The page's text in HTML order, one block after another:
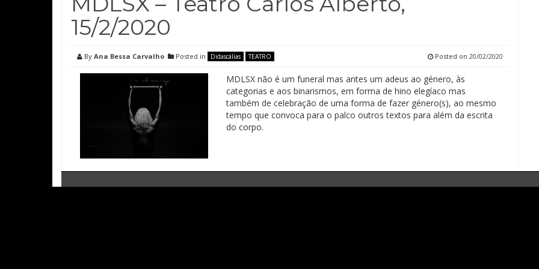
15/2/2020
By Ana Bessa Carvalho Posted in Didascálias TEATRO Posted on 20/02/2020
MDLSX não é um funeral mas antes um adeus ao género, às
categorias e aos binarismos, em forma de hino elegíaco mas
também de celebração de uma forma de fazer género(s), ao mesmo
tempo que convoca para o palco outros textos para além da escrita
do corpo.